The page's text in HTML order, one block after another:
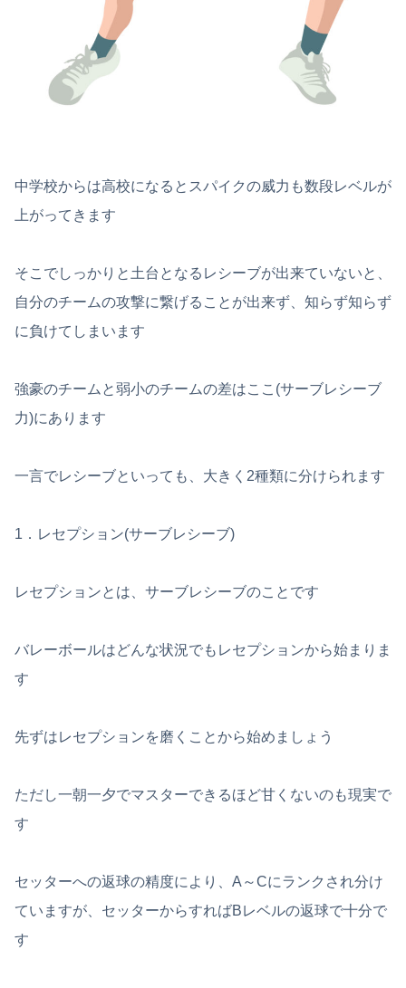
中学校からは高校になるとスパイクの威力も数段レベルが
上がってきます
そこでしっかりと土台となるレシーブが出来ていないと、
自分のチームの攻撃に繋げることが出来ず、知らず知らず
に負けてしまいます
強豪のチームと弱小のチームの差はここ(サーブレシーブ
力)にあります
一言でレシーブといっても、大きく2種類に分けられます
1．レセプション(サーブレシーブ)
レセプションとは、サーブレシーブのことです
バレーボールはどんな状況でもレセプションから始まりま
す
先ずはレセプションを磨くことから始めましょう
ただし一朝一夕でマスターできるほど甘くないのも現実で
す
セッターへの返球の精度により、A～Cにランクされ分け
ていますが、セッターからすればBレベルの返球で十分で
す